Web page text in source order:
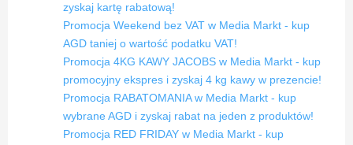
zyskaj kartę rabatową!
Promocja Weekend bez VAT w Media Markt - kup
AGD taniej o wartość podatku VAT!
Promocja 4KG KAWY JACOBS w Media Markt - kup
promocyjny ekspres i zyskaj 4 kg kawy w prezencie!
Promocja RABATOMANIA w Media Markt - kup
wybrane AGD i zyskaj rabat na jeden z produktów!
Promocja RED FRIDAY w Media Markt - kup